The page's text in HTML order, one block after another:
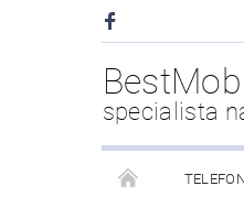
specialista